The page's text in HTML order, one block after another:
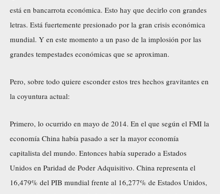
está en bancarrota económica. Esto hay que decirlo con grandes
letras. Está fuertemente presionado por la gran crisis económica
mundial. Y en este momento a un paso de la implosión por las
grandes tempestades económicas que se aproximan.
Pero, sobre todo quiere esconder estos tres hechos gravitantes en
la coyuntura actual:
Primero, lo ocurrido en mayo de 2014. En el que según el FMI la
economía China había pasado a ser la mayor economía
capitalista del mundo. Entonces había superado a Estados
Unidos en Paridad de Poder Adquisitivo. China representa el
16,479% del PIB mundial frente al 16,277% de Estados Unidos,